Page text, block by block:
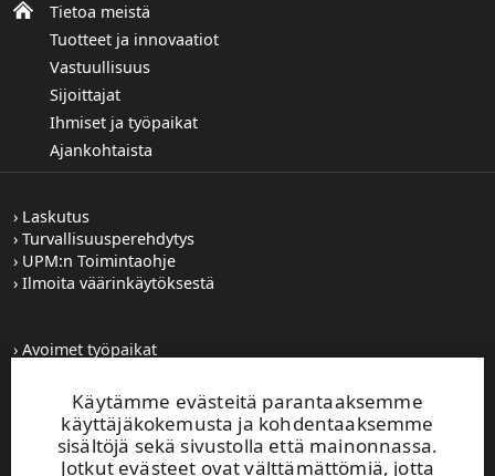
Käytämme evästeitä parantaaksemme
käyttäjäkokemusta ja kohdentaaksemme
sisältöjä sekä sivustolla että mainonnassa.
Jotkut evästeet ovat välttämättömiä, jotta
Tietoa meistä
Tuotteet ja innovaatiot
Vastuullisuus
Sijoittajat
Ihmiset ja työpaikat
Ajankohtaista
Laskutus
Turvallisuusperehdytys
UPM:n Toimintaohje
Ilmoita väärinkäytöksestä
Avoimet työpaikat
Tilaa tiedotteet
Toiminta-alueemme